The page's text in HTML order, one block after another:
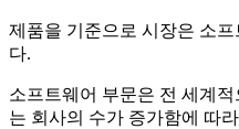
제품을 기준으로 시장은 소
다.
소프트웨어 부문은 전 세계
는 회사의 수가 증가함에 따